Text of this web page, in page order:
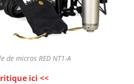
de micros RED NT1-A
ici <<